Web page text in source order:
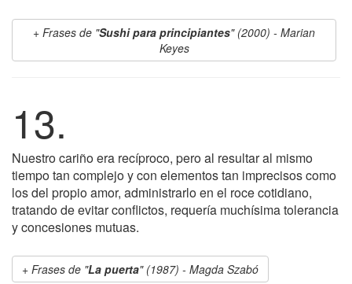
Frases de "Sushi para principiantes" (2000) - Marian
Keyes
13.
Nuestro cariño era recíproco, pero al resultar al mismo
tiempo tan complejo y con elementos tan imprecisos como
los del propio amor, administrarlo en el roce cotidiano,
tratando de evitar conflictos, requería muchísima tolerancia
y concesiones mutuas.
Frases de "La puerta" (1987) - Magda Szabó